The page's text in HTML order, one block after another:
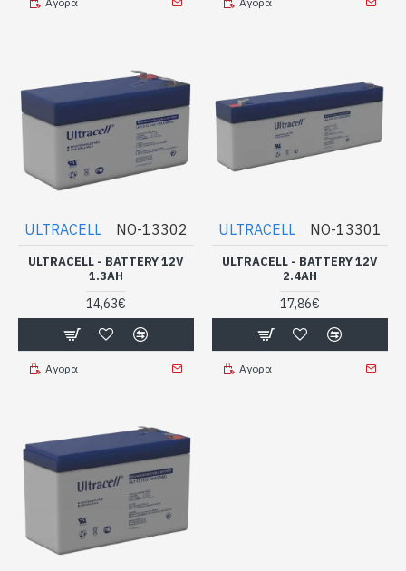
ULTRACELL NO-13302
ULTRACELL - BATTERY 12V
1.3AH
14,63€
Αγορα
ULTRACELL NO-13301
ULTRACELL - BATTERY 12V
2.4AH
17,86€
Αγορα